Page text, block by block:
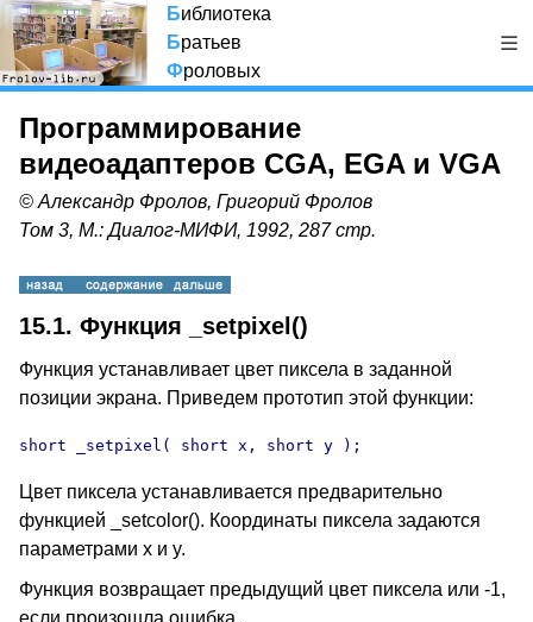
Библиотека
Братьев
Фроловых
Программирование
видеоадаптеров CGA, EGA и VGA
© Александр Фролов, Григорий Фролов
Том 3, М.: Диалог-МИФИ, 1992, 287 стр.
15.1. Функция _setpixel()
Функция устанавливает цвет пиксела в заданной
позиции экрана. Приведем прототип этой функции:
short _setpixel( short x, short y );
Цвет пиксела устанавливается предварительно
функцией _setcolor(). Координаты пиксела задаются
параметрами x и y.
Функция возвращает предыдущий цвет пиксела или -1,
если произошла ошибка.